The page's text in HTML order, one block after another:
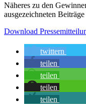
Näheres zu den
ausgezeichneten
Download
twittern
teilen
teilen
teilen
teilen